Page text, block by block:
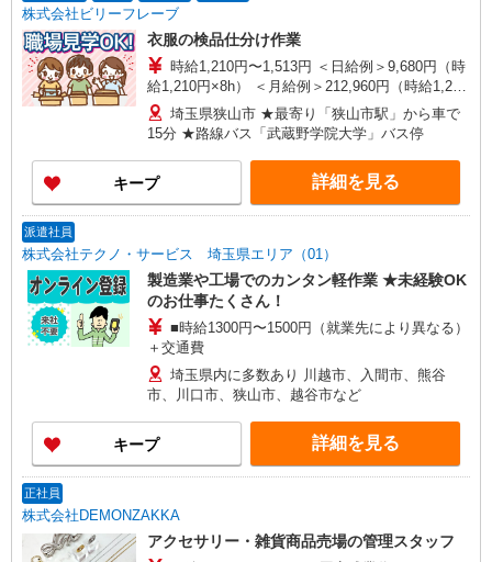
株式会社ビリーフレーブ
衣服の検品仕分け作業
時給1,210円〜1,513円 ＜日給例＞9,680円（時
給1,210円×8h） ＜月給例＞212,960円（時給1,210
円×8h×22日） ※経験・能力等による
埼玉県狭山市 ★最寄り「狭山市駅」から車で
15分 ★路線バス「武蔵野学院大学」バス停
キープ 詳細を見る
派遣社員
株式会社テクノ・サービス 埼玉県エリア（01）
製造業や工場でのカンタン軽作業 ★未経験OK
のお仕事たくさん！
■時給1300円〜1500円（就業先により異なる）
＋交通費
埼玉県内に多数あり 川越市、入間市、熊谷
市、川口市、狭山市、越谷市など
キープ 詳細を見る
正社員
株式会社DEMONZAKKA
アクセサリー・雑貨商品売場の管理スタッフ